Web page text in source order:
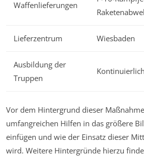
Waffenlieferungen
Lieferzentrum Wiesbaden
Ausbildung der
Truppen
Kontinuierlich
Vor dem Hintergrund dieser
umfangreichen Hilfen in das größere
einfügen und wie der Einsatz dieser
wird. Weitere Hintergründe hierzu